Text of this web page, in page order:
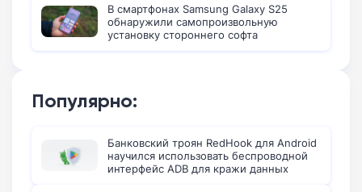
В смартфонах Samsung Galaxy S25
обнаружили самопроизвольную
установку стороннего софта
Популярно:
Банковский троян RedHook для Android
научился использовать беспроводной
интерфейс ADB для кражи данных